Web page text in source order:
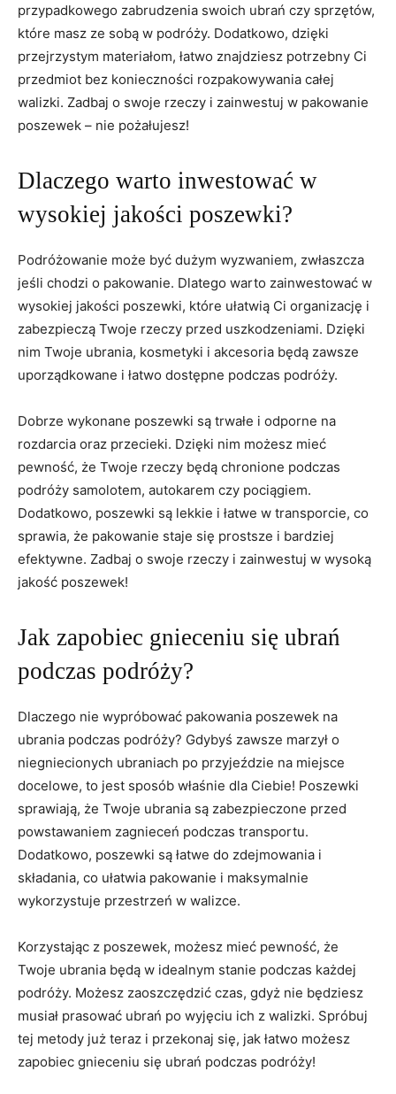
przypadkowego zabrudzenia swoich ubrań czy⁢ sprzętów,
które masz ze sobą⁣ w podróży. Dodatkowo, dzięki
przejrzystym‌ materiałom, łatwo znajdziesz potrzebny Ci
przedmiot bez ⁤konieczności rozpakowywania całej
walizki. Zadbaj o swoje rzeczy i zainwestuj w pakowanie
poszewek – nie pożałujesz!
Dlaczego warto inwestować w
wysokiej jakości poszewki?
Podróżowanie może być dużym wyzwaniem, zwłaszcza
jeśli chodzi o pakowanie. Dlatego warto zainwestować w​
wysokiej jakości poszewki, które ułatwią Ci organizację i⁤
zabezpieczą Twoje rzeczy przed uszkodzeniami. Dzięki
nim Twoje ubrania, kosmetyki i akcesoria będą zawsze
uporządkowane i łatwo dostępne podczas podróży.
Dobrze wykonane poszewki są trwałe i odporne na
rozdarcia oraz przecieki. Dzięki nim możesz mieć
pewność, że Twoje rzeczy będą chronione podczas
podróży⁤ samolotem, autokarem czy pociągiem.
Dodatkowo, poszewki są lekkie i łatwe ‌w ⁢transporcie, co
sprawia, że pakowanie staje się prostsze i ⁤bardziej
efektywne. Zadbaj o swoje‌ rzeczy i zainwestuj w wysoką
jakość poszewek!
Jak zapobiec gnieceniu​ się ubrań
podczas podróży?
Dlaczego nie wypróbować ‍pakowania poszewek na
ubrania podczas podróży? ⁣Gdybyś zawsze marzył o
niegniecionych ubraniach po ⁢przyjeździe na miejsce
docelowe, ​to jest sposób właśnie​ dla Ciebie! Poszewki
sprawiają, że Twoje ubrania są zabezpieczone przed
powstawaniem zagnieceń podczas transportu.
Dodatkowo, poszewki są łatwe do zdejmowania i
składania, co ułatwia pakowanie i maksymalnie
wykorzystuje przestrzeń w walizce.
Korzystając z poszewek, możesz mieć ⁣pewność, że
Twoje ubrania będą w ​idealnym stanie podczas każdej
podróży. Możesz zaoszczędzić ​czas, gdyż nie będziesz
musiał prasować ubrań po wyjęciu ich z walizki. Spróbuj
tej⁣ metody‌ już teraz i przekonaj się, jak łatwo możesz
zapobiec gnieceniu się ubrań podczas podróży!